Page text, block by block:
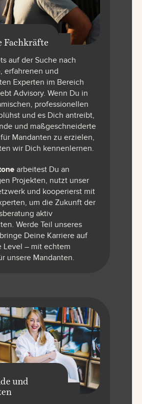
Fachkräfte
auf der Suche nach
erfahrenen und
Experten im Bereich
Advisory. Wenn Du in
professionellen
und es Dich antreibt,
und maßgeschneiderte
Mandanten zu erzielen,
wir Dich kennenlernen.
arbeitest Du an
Projekten, nutzt unser
und kooperierst mit
um die Zukunft der
aktiv
Werde Teil unseres
Deine Karriere auf
Level – mit echtem
unsere Mandanten.
und